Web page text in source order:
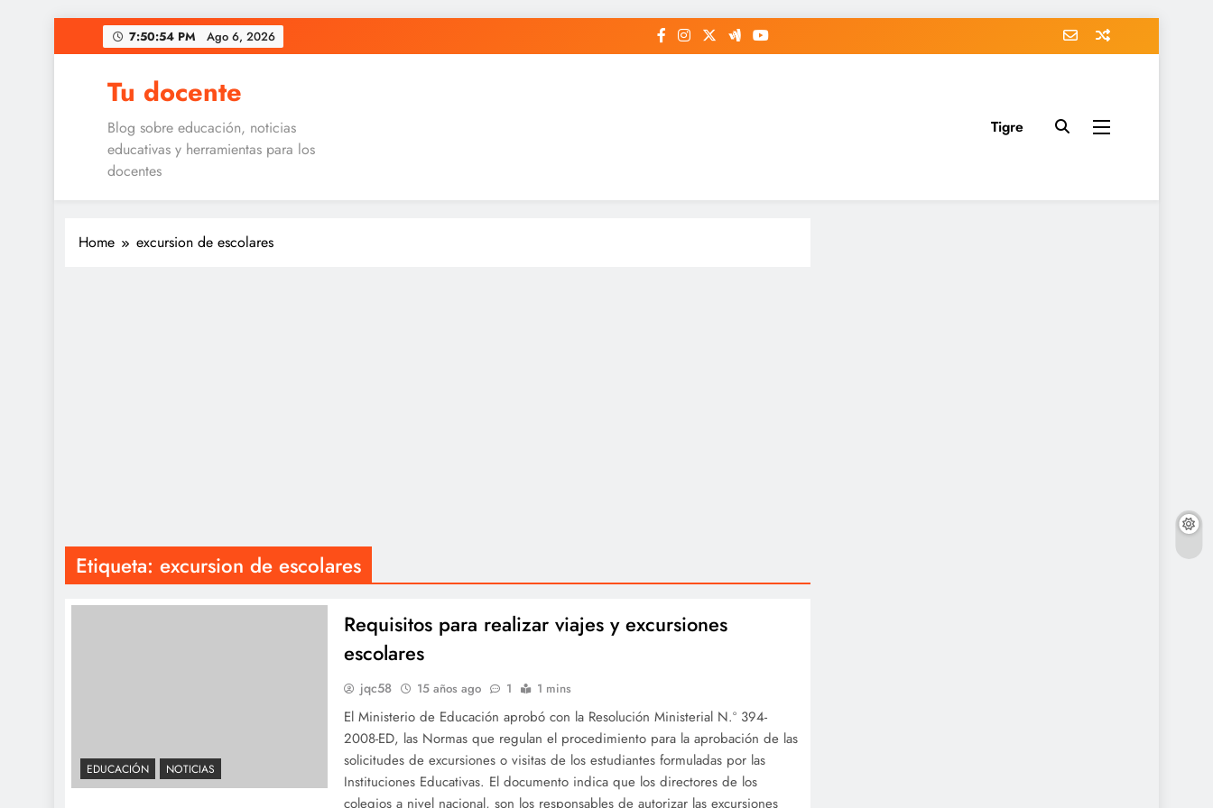
to
7:50:54 PM Ago 6, 2026
Tu docente
Blog sobre educación, noticias
educativas y herramientas para los
docentes
Tigre
Home excursion de escolares
Etiqueta: excursion de escolares
EDUCACIÓN NOTICIAS
Requisitos para realizar viajes y excursiones
escolares
jqc58 15 años ago 1 1 mins
El Ministerio de Educación aprobó con la Resolución Ministerial N.º 394-
2008-ED, las Normas que regulan el procedimiento para la aprobación de las
solicitudes de excursiones o visitas de los estudiantes formuladas por las
Instituciones Educativas. El documento indica que los directores de los
colegios a nivel nacional, son los responsables de autorizar las excursiones